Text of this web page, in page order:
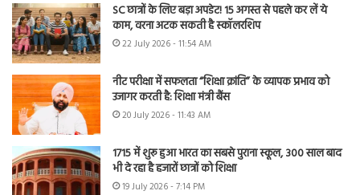
SC छात्रों के लिए बड़ा अपडेट! 15 अगस्त से पहले कर लें ये
काम, वरना अटक सकती है स्कॉलरशिप
22 July 2026 - 11:54 AM
नीट परीक्षा में सफलता “शिक्षा क्रांति” के व्यापक प्रभाव को
उजागर करती है: शिक्षा मंत्री बैंस
20 July 2026 - 11:43 AM
1715 में शुरू हुआ भारत का सबसे पुराना स्कूल, 300 साल बाद
भी दे रहा है हजारों छात्रों को शिक्षा
19 July 2026 - 7:14 PM